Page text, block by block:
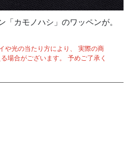
「カモノハシ」のワッペンが。
や光の当たり方により、 実際の商
場合がございます。 予めご了承く